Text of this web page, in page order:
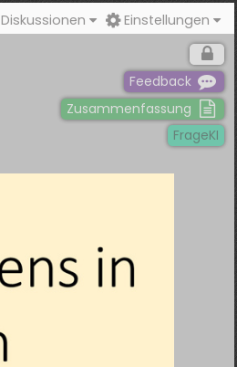
Diskussionen Einstellungen
Feedback
Zusammenfassung
FrageKI